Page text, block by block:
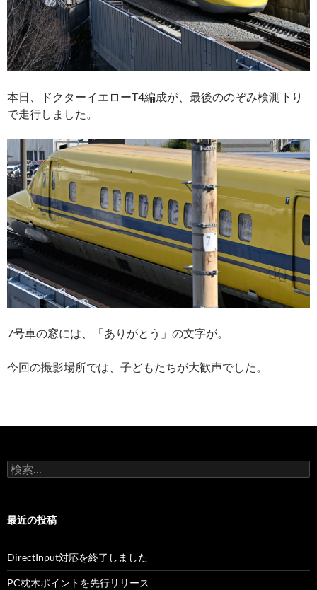
本日、ドクターイエローT4編成が、最後ののぞみ検測下り
で走行しました。
7号車の窓には、「ありがとう」の文字が。
今回の撮影場所では、子どもたちが大歓声でした。
検
索:
最近の投稿
DirectInput対応を終了しました
PC枕木ポイントを先行リリース